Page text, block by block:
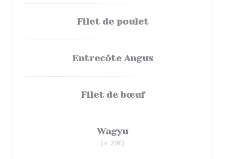
Filet de poulet
Entrecôte Angus
Filet de bœuf
Wagyu
(+ 29€)